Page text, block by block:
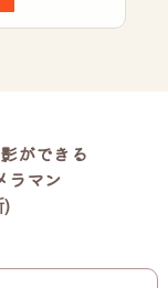
ができる
ラマン